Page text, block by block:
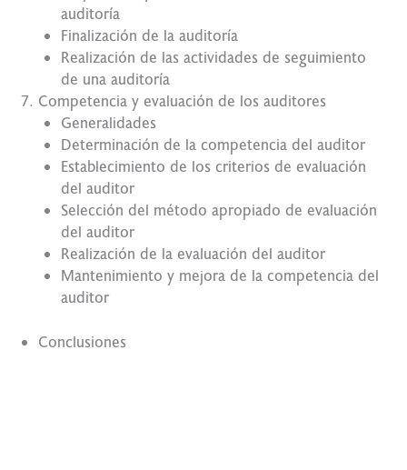
auditoría
Finalización de la auditoría
Realización de las actividades de seguimiento
de una auditoría
Competencia y evaluación de los auditores
Generalidades
Determinación de la competencia del auditor
Establecimiento de los criterios de evaluación
del auditor
Selección del método apropiado de evaluación
del auditor
Realización de la evaluación del auditor
Mantenimiento y mejora de la competencia del
auditor
Conclusiones